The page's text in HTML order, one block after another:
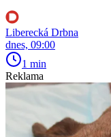
Liberecká Drbna
dnes, 09:00
1 min
Reklama